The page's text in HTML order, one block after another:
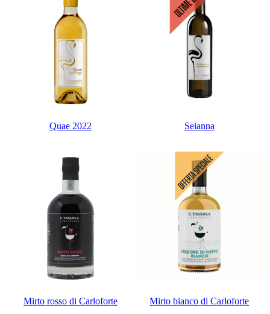
Quae 2022 Seianna
Mirto rosso di Carloforte Mirto bianco di Carloforte